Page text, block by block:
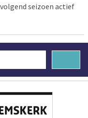
seizoen actief